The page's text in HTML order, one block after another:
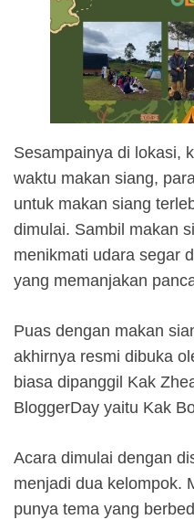
Sesampainya di lokasi,
waktu makan siang,
untuk makan siang
dimulai. Sambil makan
menikmati udara segar
yang memanjakan
Puas dengan makan
akhirnya resmi dibuka
biasa dipanggil Kak
BloggerDay yaitu Kak
Acara dimulai dengan
menjadi dua kelompok.
punya tema yang